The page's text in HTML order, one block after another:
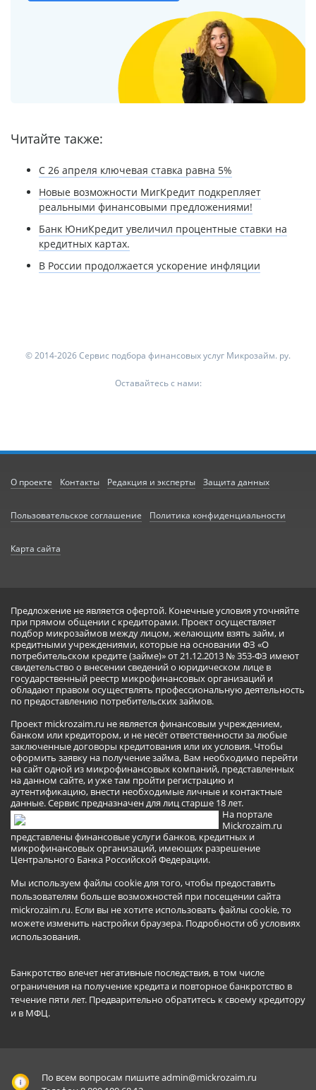
Читайте также:
С 26 апреля ключевая ставка равна 5%
Новые возможности МигКредит подкрепляет
реальными финансовыми предложениями!
Банк ЮниКредит увеличил процентные ставки на
кредитных картах.
В России продолжается ускорение инфляции
© 2014-2026 Сервис подбора финансовых услуг Микрозайм. ру.
Оставайтесь с нами:
О проекте Контакты Редакция и эксперты Защита данных
Пользовательское соглашение Политика конфиденциальности
Карта сайта
Предложение не является офертой. Конечные условия уточняйте
при прямом общении с кредиторами. Проект осуществляет
подбор микрозаймов между лицом, желающим взять займ, и
кредитными учреждениями, которые на основании ФЗ «О
потребительском кредите (займе)» от 21.12.2013 № 353-ФЗ имеют
свидетельство о внесении сведений о юридическом лице в
государственный реестр микрофинансовых организаций и
обладают правом осуществлять профессиональную деятельность
по предоставлению потребительских займов.
Проект mickrozaim.ru не является финансовым учреждением,
банком или кредитором, и не несёт ответственности за любые
заключенные договоры кредитования или их условия. Чтобы
оформить заявку на получение займа, Вам необходимо перейти
на сайт одной из микрофинансовых компаний, представленных
на данном сайте, и уже там пройти регистрацию и
аутентификацию, внести необходимые личные и контактные
данные. Сервис предназначен для лиц старше 18 лет.
На портале
Mickrozaim.ru
представлены финансовые услуги банков, кредитных и
микрофинансовых организаций, имеющих разрешение
Центрального Банка Российской Федерации.
Мы используем файлы cookie для того, чтобы предоставить
пользователям больше возможностей при посещении сайта
mickrozaim.ru. Если вы не хотите использовать файлы cookie, то
можете изменить настройки браузера. Подробности об условиях
использования.
Банкротство влечет негативные последствия, в том числе
ограничения на получение кредита и повторное банкротство в
течение пяти лет. Предварительно обратитесь к своему кредитору
и в МФЦ.
По всем вопросам пишитеadmin@mickrozaim.ru